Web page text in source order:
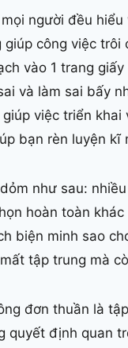
người đều
công việc
vào 1 trang
và làm sai bấy
việc triển
bạn rèn luyện
như sau:
hoàn toàn
biện minh sao
tập trung mà
đơn thuần là
quyết định quan